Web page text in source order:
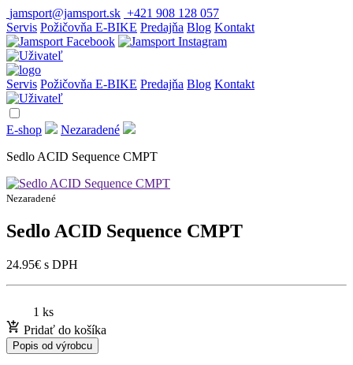
jamsport@jamsport.sk +421 908 128 057
Servis Požičovňa E-BIKE Predajňa Blog Kontakt
Servis Požičovňa E-BIKE Predajňa Blog Kontakt
E-shop
Nezaradené
Sedlo ACID Sequence CMPT
Nezaradené
Sedlo ACID Sequence CMPT
24.95€ s DPH
1 ks
Pridať do košíka
Popis od výrobcu